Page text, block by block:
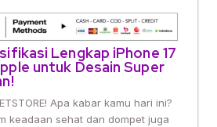
Lengkap iPhone 17
untuk Desain Super
Apa kabar kamu hari ini?
keadaan sehat dan dompet juga